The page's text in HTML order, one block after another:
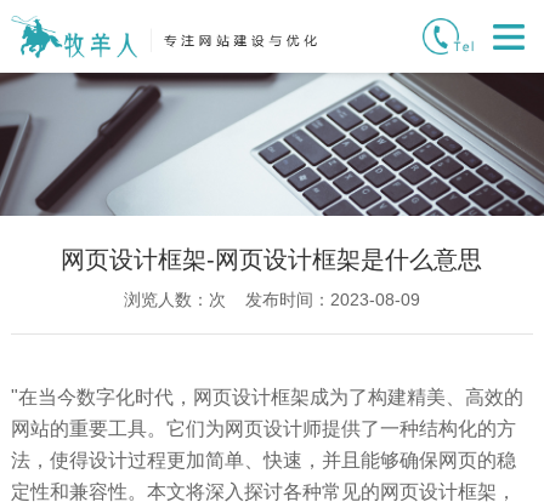
网页设计框架-网页设计框架是什么意思
浏览人数： 次 发布时间：2023-08-09
"在当今数字化时代，网页设计框架成为了构建精美、高效的
网站的重要工具。它们为网页设计师提供了一种结构化的方
法，使得设计过程更加简单、快速，并且能够确保网页的稳
定性和兼容性。本文将深入探讨各种常见的网页设计框架，